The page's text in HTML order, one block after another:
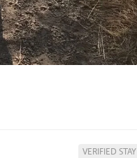
VERIFIED STAY